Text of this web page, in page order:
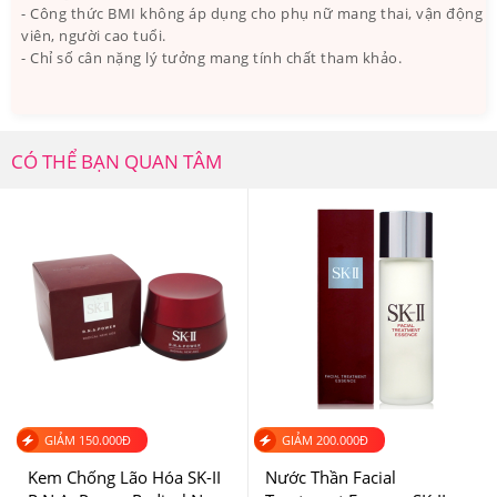
- Công thức BMI không áp dụng cho phụ nữ mang thai, vận động
viên, người cao tuổi.
- Chỉ số cân nặng lý tưởng mang tính chất tham khảo.
CÓ THỂ BẠN QUAN TÂM
GIẢM 150.000Đ
Kem Chống Lão Hóa SK-II
GIẢM 200.000Đ
Nước Thần Facial